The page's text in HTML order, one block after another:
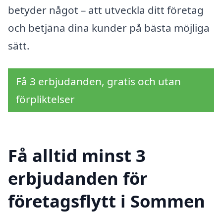
betyder något – att utveckla ditt företag
och betjäna dina kunder på bästa möjliga
sätt.
Få 3 erbjudanden, gratis och utan
förpliktelser
Få alltid minst 3
erbjudanden för
företagsflytt i Sommen